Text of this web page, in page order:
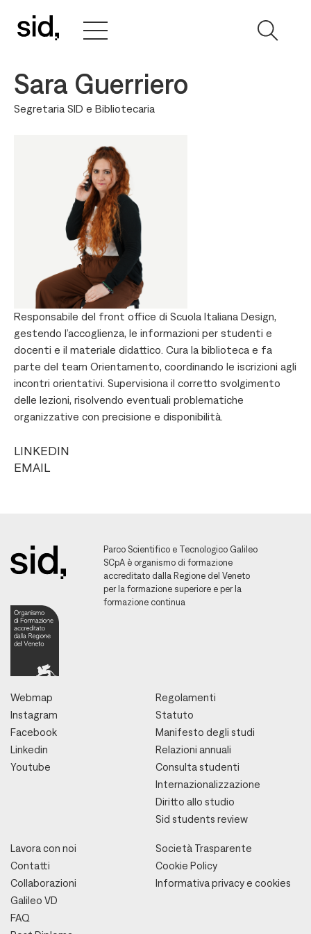
Sara Guerriero
Segretaria SID e Bibliotecaria
Responsabile del front office di Scuola Italiana Design,
gestendo l’accoglienza, le informazioni per studenti e
docenti e il materiale didattico. Cura la biblioteca e fa
parte del team Orientamento, coordinando le iscrizioni agli
incontri orientativi. Supervisiona il corretto svolgimento
delle lezioni, risolvendo eventuali problematiche
organizzative con precisione e disponibilità.
LINKEDIN
EMAIL
Parco Scientifico e Tecnologico Galileo
SCpA è organismo di formazione
accreditato dalla Regione del Veneto
per la formazione superiore e per la
formazione continua
Webmap
Instagram
Facebook
Linkedin
Youtube
Regolamenti
Statuto
Manifesto degli studi
Relazioni annuali
Consulta studenti
Internazionalizzazione
Diritto allo studio
Sid students review
Lavora con noi
Contatti
Collaborazioni
Galileo VD
FAQ
Società Trasparente
Cookie Policy
Informativa privacy e cookies